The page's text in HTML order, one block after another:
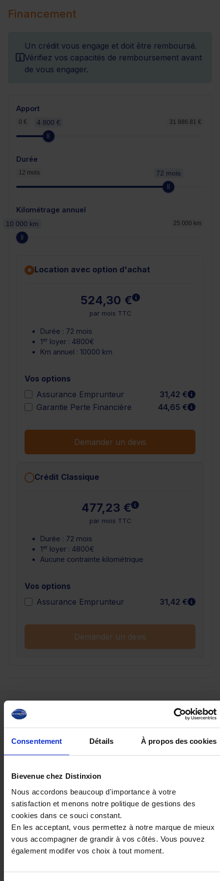
Consentement Détails À propos des cookies
Bievenue chez Distinxion
Nous accordons beaucoup d'importance à votre
satisfaction et menons notre politique de gestions des
cookies dans ce souci constant.
En les acceptant, vous permettez à notre marque de mieux
vous accompagner de grandir à vos côtés. Vous pouvez
également modifer vos choix à tout moment.
Financement
Un crédit vous engage et doit être remboursé.
Vérifiez vos capacités de remboursement avant
de vous engager.
Apport
0 € 31 886.81 €
4 800 €
Durée
12 mois 72 mois
Kilométrage annuel
25 000 km
10 000 km
Location avec option d'achat
524,30 € En savoir plus
par mois TTC
Durée : 72 mois
1er loyer : 4800€
Km annuel : 10000 km
Vos options
Assurance Emprunteur
31,42 €
En
Garantie Perte Financière
44,65 € En
Demander un devis
Crédit Classique
477,23 € En savoir plus
par mois TTC
Durée : 72 mois
1er loyer : 4800€
Aucune contrainte kilométrique
Vos options
Assurance Emprunteur
31,42 € En
Demander un devis
Ces véhicules pourraient vous
intéresser